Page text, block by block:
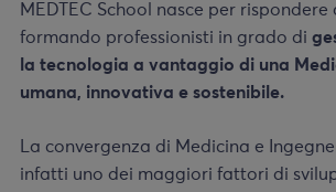
MEDTEC School nasce per rispondere
formando professionisti in grado di
la tecnologia a vantaggio di una
umana, innovativa e sostenibile.
La convergenza di Medicina e
infatti uno dei maggiori fattori di